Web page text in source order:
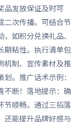
品发放保证及时可
二次传播。可结合节
如积分兑换礼品、
期粘性。执行清单包
机制、宣传素材及推
。推广话术示例：
不断！落地提示：确
节顺畅。通过三招落
还能提升品牌好感与